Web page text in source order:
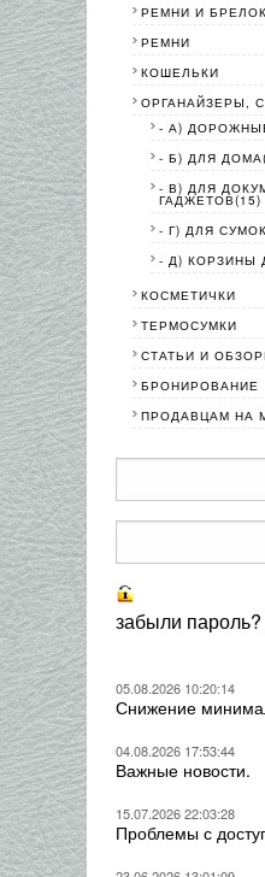
РЕМНИ И
РЕМНИ
КОШЕЛЬКИ
ОРГАНАЙЗЕРЫ,
- А)
- Б) ДЛЯ
- В) ДЛЯ
ГАДЖЕТОВ(15)
- Г) ДЛЯ
- Д) КОРЗИНЫ
КОСМЕТИЧКИ
ТЕРМОСУМКИ
СТАТЬИ И
БРОНИРОВАНИЕ
ПРОДАВЦАМ НА
забыли пароль?
05.08.2026 10:20:14
Снижение
04.08.2026 17:53:44
Важные новости.
15.07.2026 22:03:28
Проблемы с